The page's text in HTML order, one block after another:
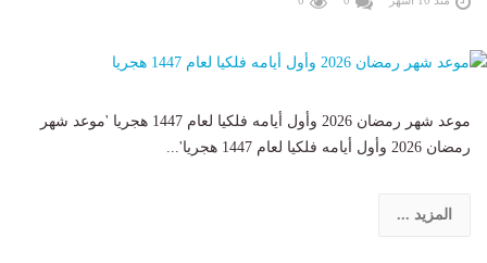
موعد شهر رمضان 2026 وأول أيامه فلكيا لعام 1447 هجريا 'موعد شهر
رمضان 2026 وأول أيامه فلكيا لعام 1447 هجريا'...
المزيد ...